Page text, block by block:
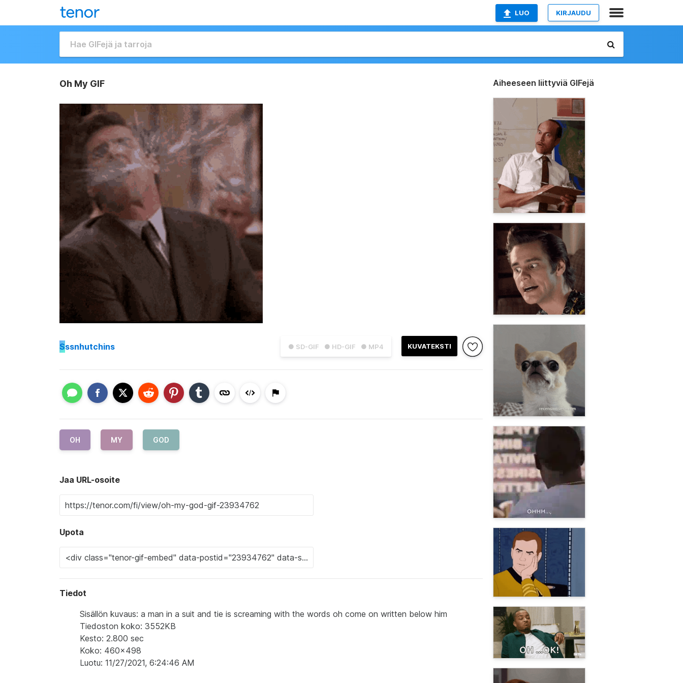
LUO KIRJAUDU
Oh My GIF
● SD-GIF ● HD-GIF ● MP4 KUVATEKSTI
Sssnhutchins
OH MY GOD
Jaa URL-osoite
Upota
Tiedot
Sisällön kuvaus: a man in a suit and tie is screaming with the words oh come on written below him
Tiedoston koko: 3552KB
Kesto: 2.800 sec
Koko: 460x498
Luotu: 11/27/2021, 6:24:46 AM
Aiheeseen liittyviä GIFejä